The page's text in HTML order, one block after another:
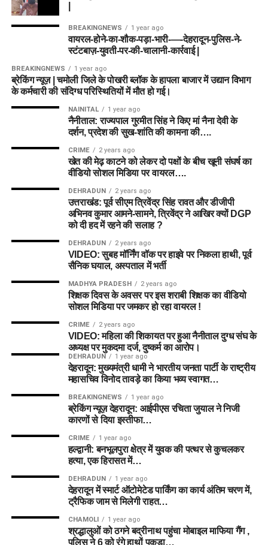
BREAKINGNEWS 1 year ago
वायरल-होने-का-शौक-पड़ा-भारी-—-देहरादून-पुलिस-ने-
स्टंटबाज़-युवती-पर-की-चालानी-कार्रवाई |
BREAKINGNEWS 1 year ago
ब्रेकिंग न्यूज़ | चमोली जिले के पोखरी ब्लॉक के हापला बाजार में उद्यान विभाग
के कर्मचारी की संदिग्ध परिस्थितियों में मौत हो गई।
NAINITAL 1 year ago
नैनीताल: राज्यपाल गुरमीत सिंह ने किए मां नैना देवी के
दर्शन, प्रदेश की सुख-शांति की कामना की….
CRIME 2 years ago
खेत की मेढ़ काटने को लेकर दो पक्षों के बीच खूनी संघर्ष का
वीडियो सोशल मिडिया पर वायरल….
DEHRADUN 2 years ago
उत्तराखंड: पूर्व सीएम त्रिवेंद्र सिंह रावत और डीजीपी
अभिनव कुमार आमने-सामने, त्रिवेंद्र ने आखिर क्यों DGP
को दी हद में रहने की सलाह ?
DEHRADUN 2 years ago
VIDEO: सुबह मॉर्निंग वॉक पर हाइवे पर निकला हाथी, पूर्व
सैनिक घयाल, अस्पताल में भर्ती
MADHYA PRADESH 2 years ago
शिक्षक दिवस के अवसर पर इस शराबी शिक्षक का वीडियो
सोशल मिडिया पर जमकर हो रहा वायरल !
CRIME 2 years ago
VIDEO: महिला की शिकायत पर हुआ नैनीताल दुग्ध संघ के
अध्यक्ष पर मुकदमा दर्ज, दुष्कर्म का आरोप।
DEHRADUN 1 year ago
देहरादून: मुख्यमंत्री धामी ने भारतीय जनता पार्टी के राष्ट्रीय
महासचिव विनोद तावड़े का किया भव्य स्वागत…
BREAKINGNEWS 1 year ago
ब्रेकिंग न्यूज़ देहरादून: आईपीएस रचिता जुयाल ने निजी
कारणों से दिया इस्तीफा…
CRIME 1 year ago
हल्द्वानी: बनभूलपुरा क्षेत्र में युवक की पत्थर से कुचलकर
हत्या, एक हिरासत में…
DEHRADUN 1 year ago
देहरादून में स्मार्ट ऑटोमेटेड पार्किंग का कार्य अंतिम चरण में,
ट्रैफिक जाम से मिलेगी राहत…
CHAMOLI 1 year ago
श्रद्धालुओं को ठगने बद्रीनाथ पहुंचा मोबाइल माफिया गैंग ,
पुलिस ने 6 को रंगे हाथों पकड़ा…